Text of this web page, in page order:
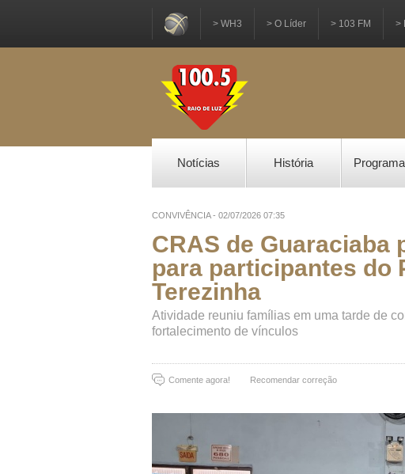
> WH3 > O Líder > 103 FM >
Notícias
História
CONVIVÊNCIA - 02/07/2026 07:35
CRAS de Guaraciaba
para participantes do
Terezinha
Atividade reuniu famílias em uma tarde de
fortalecimento de vínculos
Comente agora! Recomendar correção